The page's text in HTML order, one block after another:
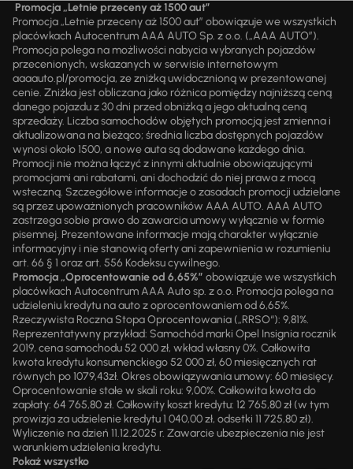
Promocja „Letnie przeceny aż 1500 aut”
Promocja „Letnie przeceny aż 1500 aut” obowiązuje we wszystkich
placówkach Autocentrum AAA AUTO Sp. z o.o. („AAA AUTO”).
Promocja polega na możliwości nabycia wybranych pojazdów
przecenionych, wskazanych w serwisie internetowym
aaaauto.pl/promocja, ze zniżką uwidocznioną w prezentowanej
cenie. Zniżka jest obliczana jako różnica pomiędzy najniższą ceną
danego pojazdu z 30 dni przed obniżką a jego aktualną ceną
sprzedaży. Liczba samochodów objętych promocją jest zmienna i
aktualizowana na bieżąco; średnia liczba dostępnych pojazdów
wynosi około 1500, a nowe auta są dodawane każdego dnia.
Promocji nie można łączyć z innymi aktualnie obowiązującymi
promocjami ani rabatami, ani dochodzić do niej prawa z mocą
wsteczną. Szczegółowe informacje o zasadach promocji udzielane
są przez upoważnionych pracowników AAA AUTO. AAA AUTO
zastrzega sobie prawo do zawarcia umowy wyłącznie w formie
pisemnej. Prezentowane informacje mają charakter wyłącznie
informacyjny i nie stanowią oferty ani zapewnienia w rozumieniu
art. 66 § 1 oraz art. 556 Kodeksu cywilnego.
Promocja „Oprocentowanie od 6,65%” obowiązuje we wszystkich
placówkach Autocentrum AAA Auto sp. z o.o. Promocja polega na
udzieleniu kredytu na auto z oprocentowaniem od 6,65%.
Rzeczywista Roczna Stopa Oprocentowania („RRSO“): 9,81%.
Reprezentatywny przykład: Samochód marki Opel Insignia rocznik
2019, cena samochodu 52 000 zł, wkład własny 0%. Całkowita
kwota kredytu konsumenckiego 52 000 zł, 60 miesięcznych rat
równych po 1079,43zł. Okres obowiązywania umowy: 60 miesięcy.
Oprocentowanie stałe w skali roku: 9,00%. Całkowita kwota do
zapłaty: 64 765,80 zł. Całkowity koszt kredytu: 12 765,80 zł (w tym
prowizja za udzielenie kredytu 1 040,00 zł, odsetki 11 725,80 zł).
Wyliczenie na dzień 11.12.2025 r. Zawarcie ubezpieczenia nie jest
warunkiem udzielenia kredytu.
Pokaż wszystko